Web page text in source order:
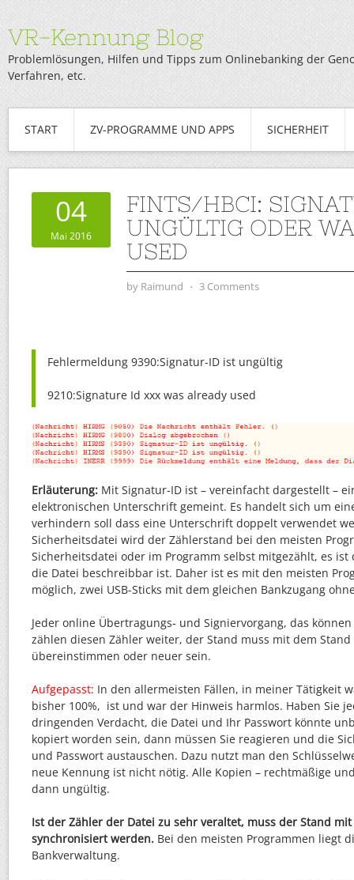
VR-Kennung Blog
Problemlösungen, Hilfen und Tipps zum Onlinebanking der
Verfahren, etc.
START ZV-PROGRAMME UND APPS SICHERHEIT
04
Mai 2016
FINTS/HBCI:
UNGÜLTIG ODER
USED
by Raimund ⋅ 3 Comments
Fehlermeldung 9390:Signatur-ID ist ungültig
9210:Signature Id xxx was already used
Erläuterung: Mit Signatur-ID ist – vereinfacht dargestellt –
elektronischen Unterschrift gemeint. Es handelt sich um
verhindern soll dass eine Unterschrift doppelt verwendet
Sicherheitsdatei wird der Zählerstand bei den meisten
Sicherheitsdatei oder im Programm selbst mitgezählt, es ist
die Datei beschreibbar ist. Daher ist es mit den meisten
möglich, zwei USB-Sticks mit dem gleichen Bankzugang
Jeder online Übertragungs- und Signiervorgang, das
zählen diesen Zähler weiter, der Stand muss mit dem
übereinstimmen oder neuer sein.
Aufgepasst: In den allermeisten Fällen, in meiner Tätigkeit
bisher 100%, ist und war der Hinweis harmlos. Haben Sie
dringenden Verdacht, die Datei und Ihr Passwort könnte
kopiert worden sein, dann müssen Sie reagieren und die
und Passwort austauschen. Dazu nutzt man den
neue Kennung ist nicht nötig. Alle Kopien – rechtmäßige
dann ungültig.
Ist der Zähler der Datei zu sehr veraltet, muss der Stand
synchronisiert werden. Bei den meisten Programmen liegt
Bankverwaltung.